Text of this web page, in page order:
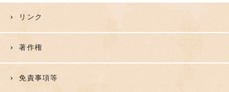
リンク
著作権
免責事項等